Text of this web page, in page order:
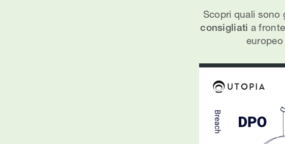
Scopri quali sono
consigliati a